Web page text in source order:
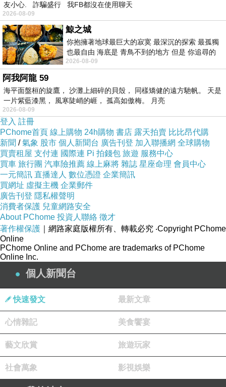
剛學珠寶時，覺得所長妙語如珠，
舉例有梗；
但就是不愛跟學生討論顯微鏡下的
一切。
他都說：「看完這150顆後，我們
再來討論吧。」
直到我畢業時，我好像也習慣了他
的這種教法；
覺得，這是種研究所式的教學，從
做中領悟吧。
剛開始當助教時，我很努力的解釋
一切給學生聽。
但，我發現我也開始跟學生說：
友小心. 詐騙盛行 我FB都沒在使用聊天
2026-08-09
鯨之城
你抱擁著地球最巨大的寂寞 最深沉的探索 最孤獨
也最自由 海底是 青鳥不到的地方 但是 你追尋的
幸福 可以比珍珠更
2026-08-09
阿我阿龍 59
海平面盤桓的旋鷹， 沙灘上細碎的貝殼， 同樣矯健的遠方馳帆。 天是
一片紫藍漆黑， 風寒陡峭的崕， 孤高如傲梅。 月亮
2026-08-09
登入 註冊
PChome首頁 線上購物 24h購物 書店 露天拍賣 比比昂代購
新聞 /氣象 股市 個人新聞台 廣告刊登 加入聯播網 全球購物
買賣租屋 支付連 國際連 Pi 拍錢包 旅遊 服務中心
買車 旅行團 汽車險推薦 線上麻將 雜誌 星座命理 會員中心
一元簡訊 直播達人 數位憑證 企業簡訊
買網址 虛擬主機 企業郵件
廣告刊登 隱私權聲明
消費者保護 兒童網路安全
About PChome 投資人聯絡 徵才
著作權保護 ｜網路家庭版權所有、轉載必究 ‧Copyright PChome
Online
PChome Online and PChome are trademarks of PChome
Online Inc.
個人新聞台
快速發文 最新文章
心情雜記 美食饗宴
藝文欣賞 旅遊玩家
社會萬象 影視娛樂